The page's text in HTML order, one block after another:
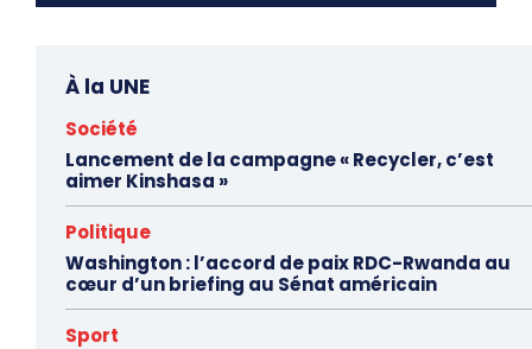
À la UNE
Société
Lancement de la campagne « Recycler, c’est
aimer Kinshasa »
Politique
Washington : l’accord de paix RDC-Rwanda au
cœur d’un briefing au Sénat américain
Sport